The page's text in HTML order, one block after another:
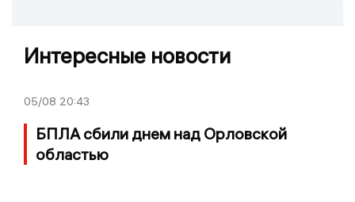
Интересные новости
05/08 20:43
БПЛА сбили днем над Орловской
областью